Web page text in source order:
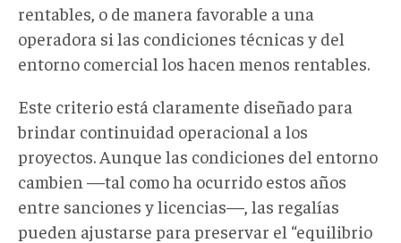
rentables, o de manera favorable a una
operadora si las condiciones técnicas y del
entorno comercial los hacen menos rentables.
Este criterio está claramente diseñado para
brindar continuidad operacional a los
proyectos. Aunque las condiciones del entorno
cambien —tal como ha ocurrido estos años
entre sanciones y licencias—, las regalías
pueden ajustarse para preservar el “equilibrio